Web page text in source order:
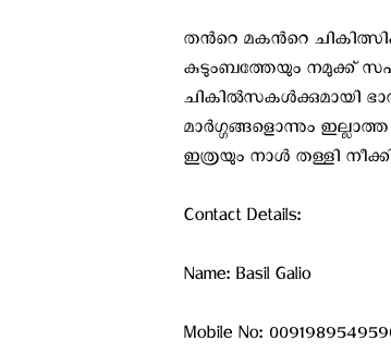
തൻറെ മകൻറെ
കുടുംബത്തേയും നമുക്ക്
ചികിൽസകൾക്കുമായി
മാർഗ്ഗങ്ങളൊന്നും
ഇത്രയും നാൾ തള്ളി
Contact Details:
Name: Basil Galio
Mobile No: